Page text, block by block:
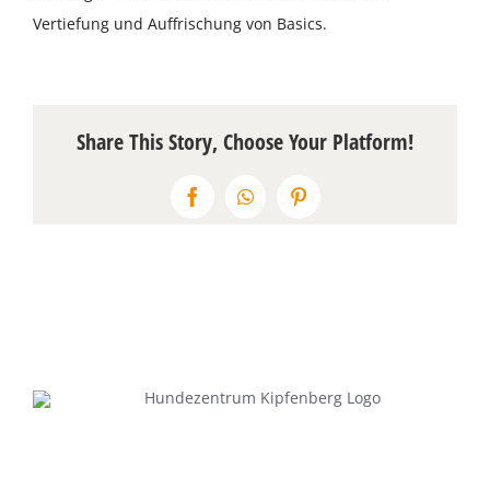
Öffnungszeiten
Vertiefung und Auffrischung von Basics.
Share This Story, Choose Your Platform!
FacebookWhatsAppPinterest